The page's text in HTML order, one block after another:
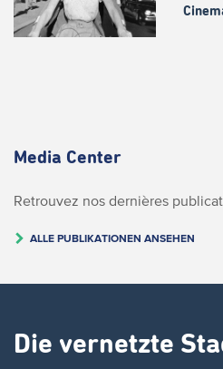
Media Center
Retrouvez nos dernières
ALLE PUBLIKATIONEN ANSEHEN
Die vernetzte